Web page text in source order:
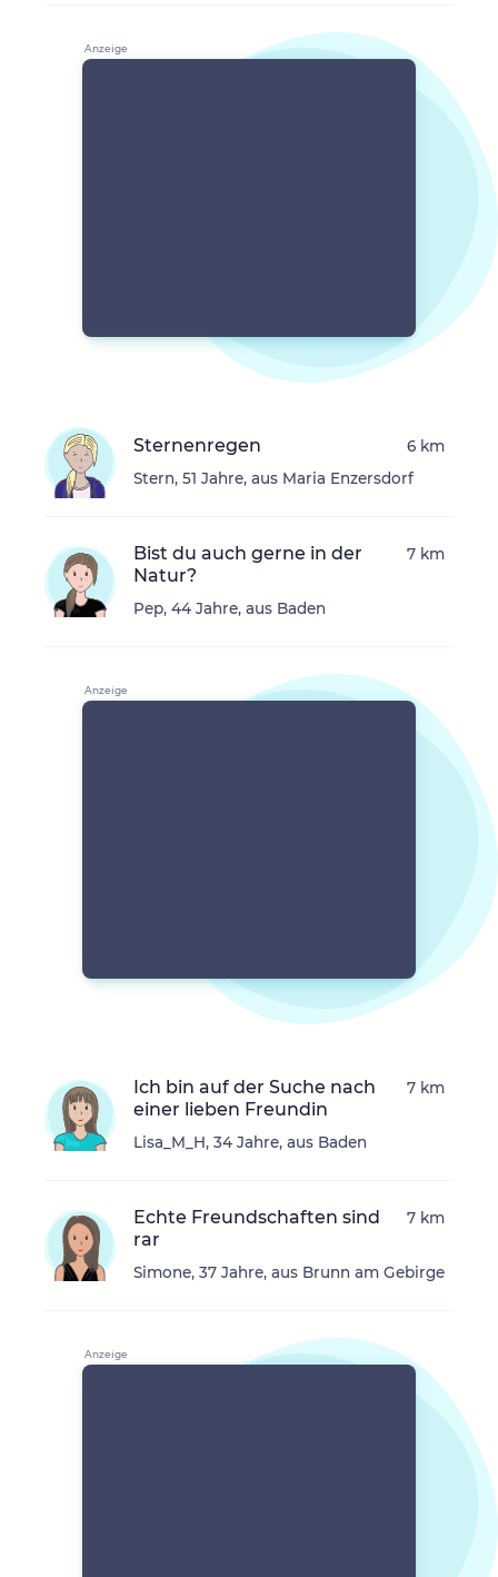
Sternenregen
Stern, 51 Jahre, aus Maria Enzersdorf
6 km
Bist du auch gerne in der
Natur?
Pep, 44 Jahre, aus Baden
7 km
Ich bin auf der Suche nach
einer lieben Freundin
Lisa_M_H, 34 Jahre, aus Baden
7 km
Echte Freundschaften sind
rar
Simone, 37 Jahre, aus Brunn am Gebirge
7 km